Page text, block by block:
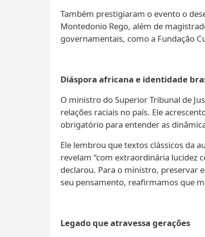
Também prestigiaram o evento o
Montedonio Rego, além de
governamentais, como a Fundação
Diáspora africana e identidade
O ministro do Superior Tribunal de
relações raciais no país. Ele
obrigatório para entender as
Ele lembrou que textos clássicos da
revelam “com extraordinária lucidez
declarou. Para o ministro, preservar
seu pensamento, reafirmamos que
Legado que atravessa gerações